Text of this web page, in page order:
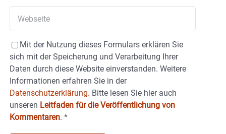
Mit der Nutzung dieses Formulars erklären Sie
sich mit der Speicherung und Verarbeitung Ihrer
Daten durch diese Website einverstanden. Weitere
Informationen erfahren Sie in der
Datenschutzerklärung. Bitte lesen Sie hier auch
unseren Leitfaden für die Veröffentlichung von
Kommentaren. *